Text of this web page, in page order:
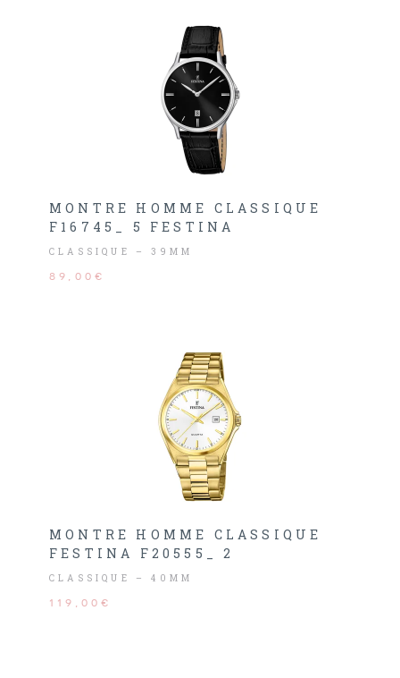
MONTRE HOMME CLASSIQUE
F16745_ 5 FESTINA
CLASSIQUE – 39MM
89,00€
MONTRE HOMME CLASSIQUE
FESTINA F20555_ 2
CLASSIQUE – 40MM
119,00€